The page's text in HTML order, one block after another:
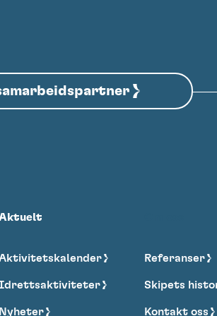
Nyheter
Referanser
Skipets
Kontakt oss